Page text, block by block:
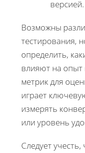
версией.
Возможны
тестирования,
определить,
влияют на опыт
метрик для
играет
измерять
или уровень
Следует